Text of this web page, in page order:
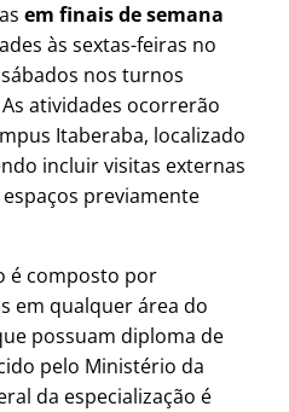
em finais de semana
às sextas-feiras no
nos turnos
atividades ocorrerão
Itaberaba, localizado
incluir visitas externas
previamente
é composto por
em qualquer área do
possuam diploma de
pelo Ministério da
da especialização é